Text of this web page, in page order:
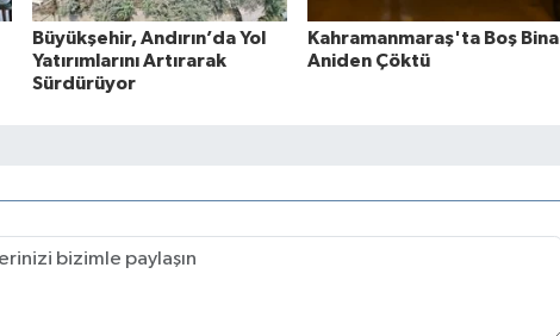
Büyükşehir, Andırın’da Yol
Yatırımlarını Artırarak
Sürdürüyor
Kahramanmaraş'ta Boş Bina
Aniden Çöktü